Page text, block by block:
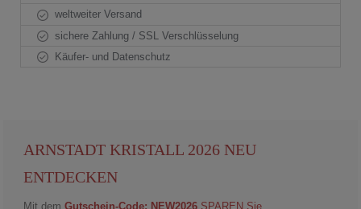
weltweiter Versand
sichere Zahlung / SSL Verschlüsselung
Käufer- und Datenschutz
ARNSTADT KRISTALL 2026 NEU
ENTDECKEN
Mit dem Gutschein-Code: NEW2026 SPAREN Sie